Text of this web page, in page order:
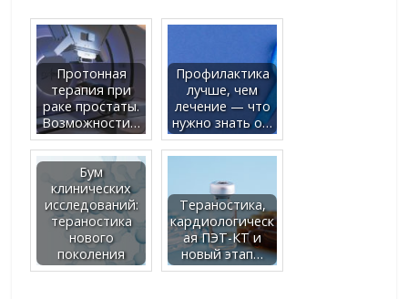
Протонная
терапия при
раке простаты.
Возможности…
Профилактика
лучше, чем
лечение — что
нужно знать о…
Бум
клинических
исследований:
тераностика
нового
поколения
Тераностика,
кардиологическ
ая ПЭТ-КТ и
новый этап…